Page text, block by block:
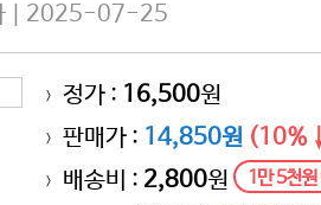
사 | 2025-07-25
> 정가 : 16,500원
> 판매가 : 14,850원
> 배송비 : 2,800원 1만 5천